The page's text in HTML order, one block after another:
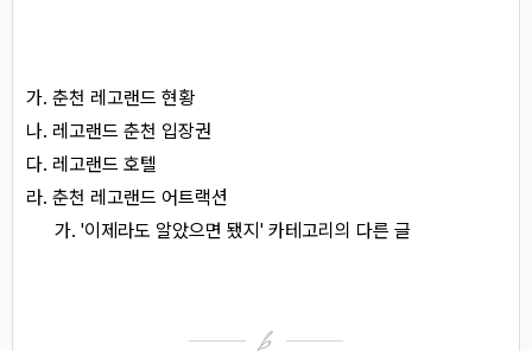
춘천 레고랜드 현황
레고랜드 춘천 입장권
레고랜드 호텔
춘천 레고랜드 어트랙션
'이제라도 알았으면 됐지' 카테고리의 다른 글